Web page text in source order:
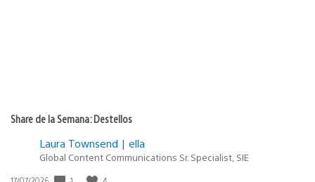
Share de la Semana: Destellos
Laura Townsend | ella
Global Content Communications Sr. Specialist, SIE